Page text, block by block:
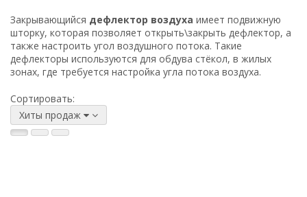
Закрывающийся дефлектор воздуха имеет подвижную
шторку, которая позволяет открыть\закрыть дефлектор, а
также настроить угол воздушного потока. Такие
дефлекторы используются для обдува стёкол, в жилых
зонах, где требуется настройка угла потока воздуха.
Сортировать:
Хиты продаж